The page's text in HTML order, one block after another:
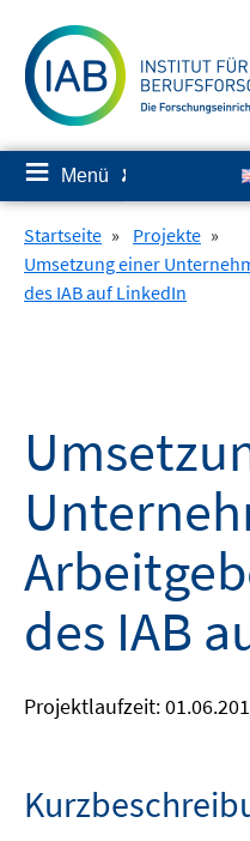
zum
Inhalt
≡ Menü ✘
Startseite » Projekte »
Umsetzung einer
des IAB auf LinkedIn
des IAB
Projektlaufzeit: